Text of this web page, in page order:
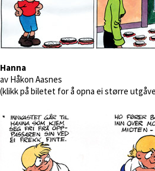
Hanna
av Håkon Aasnes
(klikk på biletet for å opna ei større